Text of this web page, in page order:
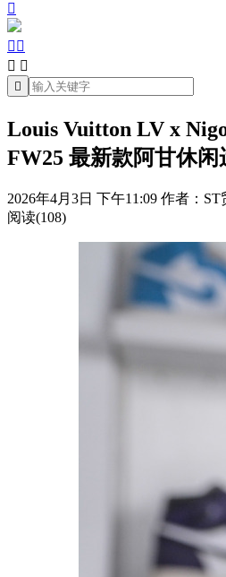

 
 

Louis Vuitton LV x
FW25 最新款阿甘休闲
2026年4月3日 下午11:09 作者：ST
阅读(108)